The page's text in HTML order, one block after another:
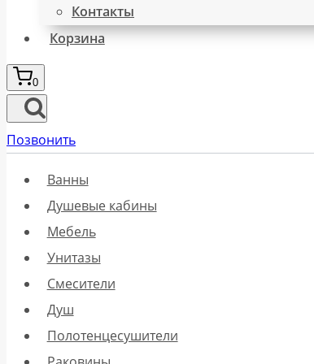
Контакты
Корзина
0
Позвонить
Ванны
Душевые кабины
Мебель
Унитазы
Смесители
Душ
Полотенцесушители